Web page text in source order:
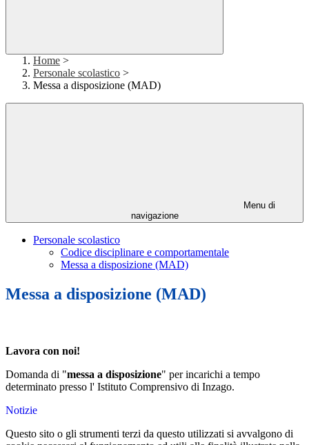
Home >
Personale scolastico >
Messa a disposizione (MAD)
Menu di
navigazione
Personale scolastico
Codice disciplinare e comportamentale
Messa a disposizione (MAD)
Messa a disposizione (MAD)
Lavora con noi!
Domanda di "messa a disposizione" per incarichi a tempo
determinato presso l' Istituto Comprensivo di Inzago.
Notizie
Questo sito o gli strumenti terzi da questo utilizzati si avvalgono di